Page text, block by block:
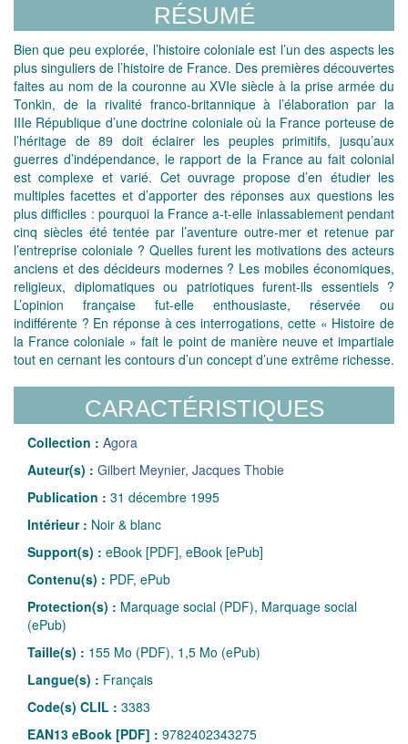
RÉSUMÉ
Bien que peu explorée, l’histoire coloniale est l’un des aspects les
plus singuliers de l’histoire de France. Des premières découvertes
faites au nom de la couronne au XVIe siècle à la prise armée du
Tonkin, de la rivalité franco-britannique à l’élaboration par la
IIIe République d’une doctrine coloniale où la France porteuse de
l’héritage de 89 doit éclairer les peuples primitifs, jusqu’aux
guerres d’indépendance, le rapport de la France au fait colonial
est complexe et varié. Cet ouvrage propose d’en étudier les
multiples facettes et d’apporter des réponses aux questions les
plus difficiles : pourquoi la France a-t-elle inlassablement pendant
cinq siècles été tentée par l’aventure outre-mer et retenue par
l’entreprise coloniale ? Quelles furent les motivations des acteurs
anciens et des décideurs modernes ? Les mobiles économiques,
religieux, diplomatiques ou patriotiques furent-ils essentiels ?
L’opinion française fut-elle enthousiaste, réservée ou
indifférente ? En réponse à ces interrogations, cette « Histoire de
la France coloniale » fait le point de manière neuve et impartiale
tout en cernant les contours d’un concept d’une extrême richesse.
CARACTÉRISTIQUES
Collection : Agora
Auteur(s) : Gilbert Meynier, Jacques Thobie
Publication : 31 décembre 1995
Intérieur : Noir & blanc
Support(s) : eBook [PDF], eBook [ePub]
Contenu(s) : PDF, ePub
Protection(s) : Marquage social (PDF), Marquage social
(ePub)
Taille(s) : 155 Mo (PDF), 1,5 Mo (ePub)
Langue(s) : Français
Code(s) CLIL : 3383
EAN13 eBook [PDF] : 9782402343275